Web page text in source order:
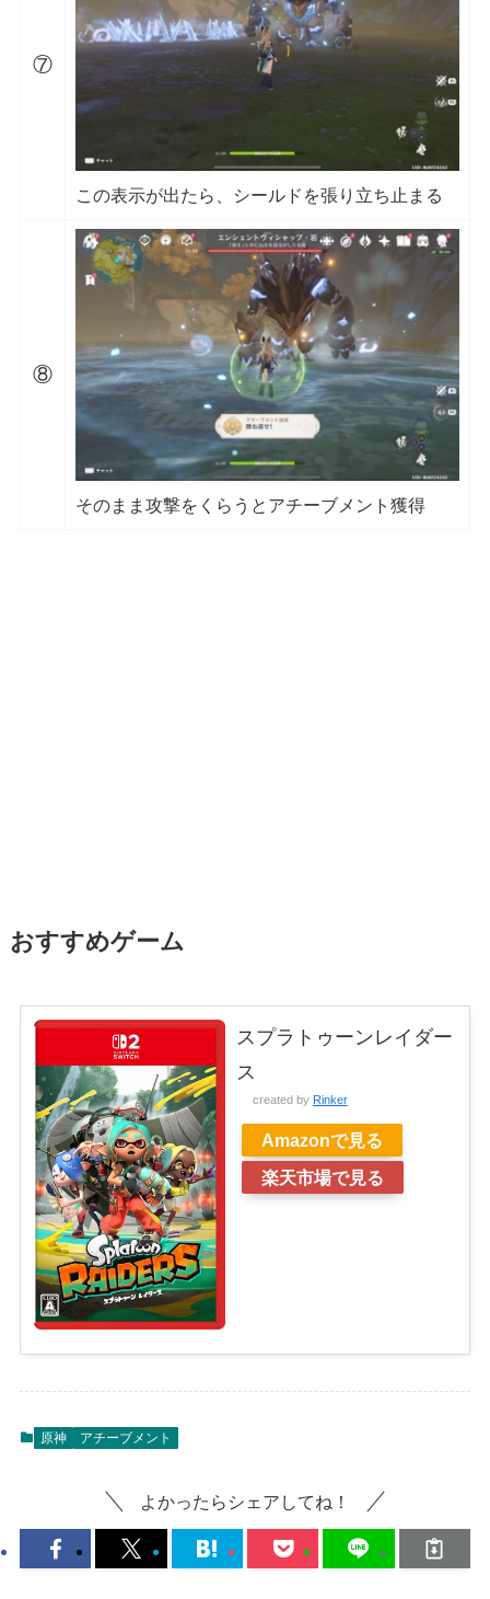
⑦
この表示が出たら、シールドを張り立ち止まる
⑧
そのまま攻撃をくらうとアチーブメント獲得
おすすめゲーム
スプラトゥーンレイダー
ス
created by Rinker
Amazonで見る
楽天市場で見る
原神 アチーブメント
よかったらシェアしてね！